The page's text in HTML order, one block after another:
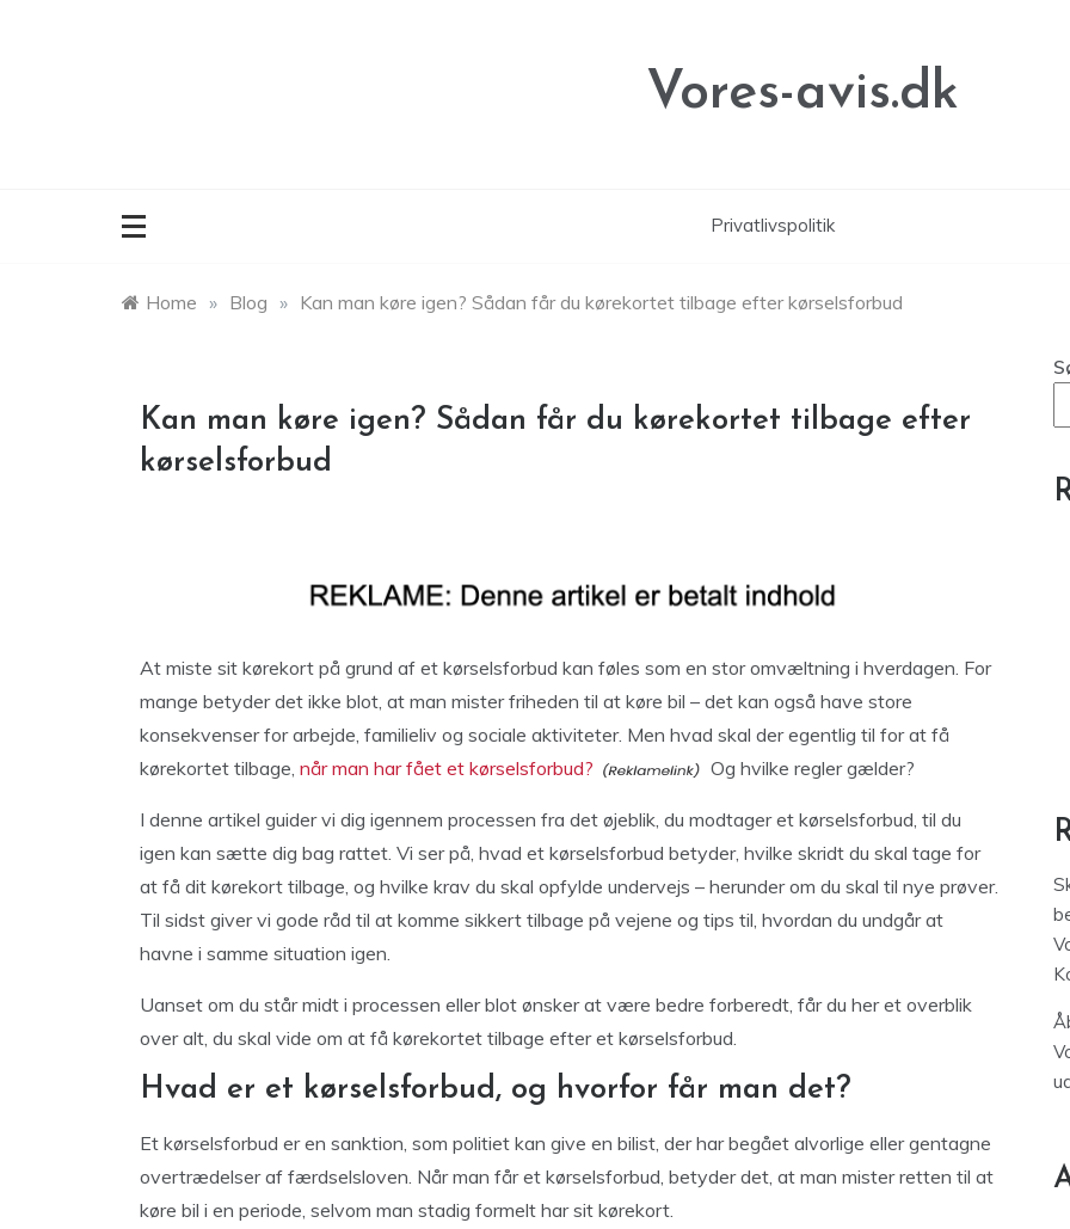
Vores-avis.dk
Privatlivspolitik
Home » Blog » Kan man køre igen? Sådan får du kørekortet tilbage efter kørselsforbud
Kan man køre igen? Sådan får du kørekortet tilbage efter
kørselsforbud
At miste sit kørekort på grund af et kørselsforbud kan føles som en stor omvæltning i hverdagen. For
mange betyder det ikke blot, at man mister friheden til at køre bil – det kan også have store
konsekvenser for arbejde, familieliv og sociale aktiviteter. Men hvad skal der egentlig til for at få
kørekortet tilbage, når man har fået et kørselsforbud? Og hvilke regler gælder?
I denne artikel guider vi dig igennem processen fra det øjeblik, du modtager et kørselsforbud, til du
igen kan sætte dig bag rattet. Vi ser på, hvad et kørselsforbud betyder, hvilke skridt du skal tage for
at få dit kørekort tilbage, og hvilke krav du skal opfylde undervejs – herunder om du skal til nye prøver.
Til sidst giver vi gode råd til at komme sikkert tilbage på vejene og tips til, hvordan du undgår at
havne i samme situation igen.
Uanset om du står midt i processen eller blot ønsker at være bedre forberedt, får du her et overblik
over alt, du skal vide om at få kørekortet tilbage efter et kørselsforbud.
Hvad er et kørselsforbud, og hvorfor får man det?
Et kørselsforbud er en sanktion, som politiet kan give en bilist, der har begået alvorlige eller gentagne
overtrædelser af færdselsloven. Når man får et kørselsforbud, betyder det, at man mister retten til at
køre bil i en periode, selvom man stadig formelt har sit kørekort.